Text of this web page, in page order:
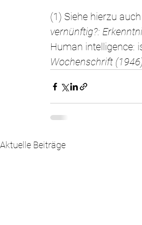
(1) Siehe hierzu
vernünftig?:
Human intelligence:
Wochenschrift
Aktuelle Beiträge